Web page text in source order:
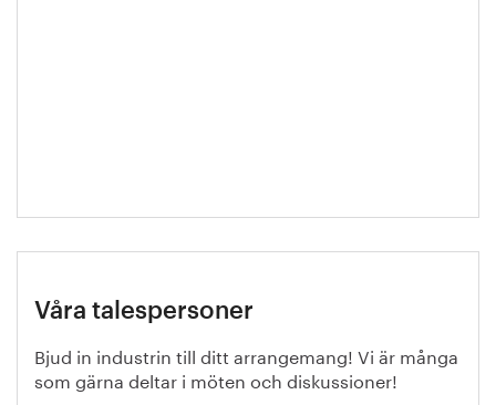
Våra talespersoner
Bjud in industrin till ditt arrangemang! Vi är många
som gärna deltar i möten och diskussioner!